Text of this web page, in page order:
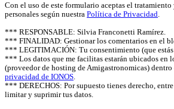
Con el uso de este formulario aceptas el
personales según nuestra Política de Privacidad.
*** RESPONSABLE: Silvia Franconetti Ramírez.
*** FINALIDAD: Gestionar los comentarios en el
*** LEGITIMACIÓN: Tu consentimiento (que estás
*** Los datos que me facilitas estarán ubicados en
(proveedor de hosting de Amigastronomicas) dentro
privacidad de IONOS.
*** DERECHOS: Por supuesto tienes derecho,
limitar y suprimir tus datos.